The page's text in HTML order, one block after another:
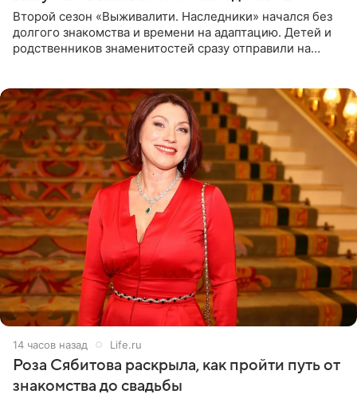
Второй сезон «Выживалити. Наследники» начался без
долгого знакомства и времени на адаптацию. Детей и
родственников знаменитостей сразу отправили на
14 часов назад Life.ru
Роза Сябитова раскрыла, как пройти путь от
знакомства до свадьбы